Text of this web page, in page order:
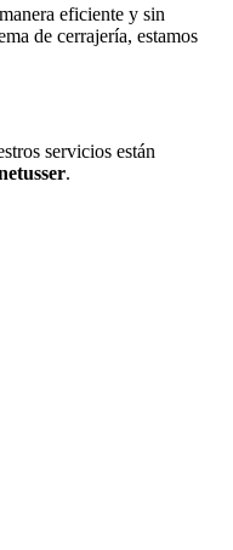
eficiente y sin
de cerrajería, estamos
servicios están
.